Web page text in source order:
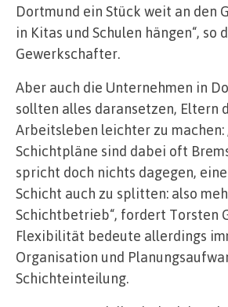
Dortmund ein Stück weit an den
in Kitas und Schulen hängen“, so
Gewerkschafter.
Aber auch die Unternehmen in
sollten alles daransetzen, Eltern
Arbeitsleben leichter zu machen:
Schichtpläne sind dabei oft
spricht doch nichts dagegen,
Schicht auch zu splitten: also
Schichtbetrieb“, fordert Torsten
Flexibilität bedeute allerdings
Organisation und
Schichteinteilung.